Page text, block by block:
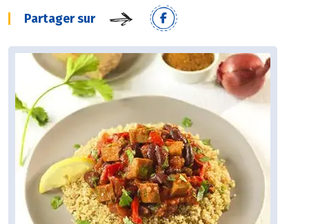
Partager sur